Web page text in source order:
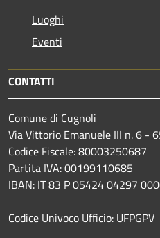
Luoghi
Eventi
CONTATTI
Comune di Cugnoli
Via Vittorio Emanuele III n. 6 -
Codice Fiscale: 80003250687
Partita IVA: 00199110685
IBAN: IT 83 P 05424 04297
Codice Univoco Ufficio: UFPGPV